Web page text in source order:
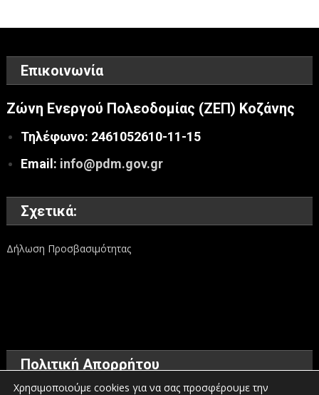
Επικοινωνία
Ζώνη Ενεργού Πολεοδομίας (ΖΕΠ) Κοζάνης
Τηλέφωνο: 2461052610-11-15
Email: info@pdm.gov.gr
Σχετικά:
Δήλωση Προσβασιμότητας
Πολιτική Απορρήτου
Χρησιμοποιούμε cookies για να σας προσφέρουμε την